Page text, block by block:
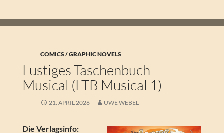
COMICS / GRAPHIC NOVELS
Lustiges Taschenbuch –
Musical (LTB Musical 1)
21. APRIL 2026 UWE WEBEL
Die Verlagsinfo: